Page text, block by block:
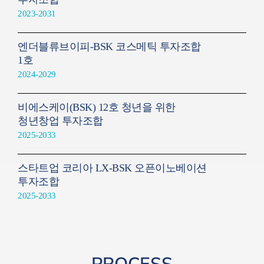
2023-2031
엔더블류브이피-BSK 코스메틱 투자조합
1호
2024-2029
비에스케이(BSK) 12호 청년을 위한
청년창업 투자조합
2025-2033
스타트업 코리아 LX-BSK 오픈이노베이션
투자조합
2025-2033